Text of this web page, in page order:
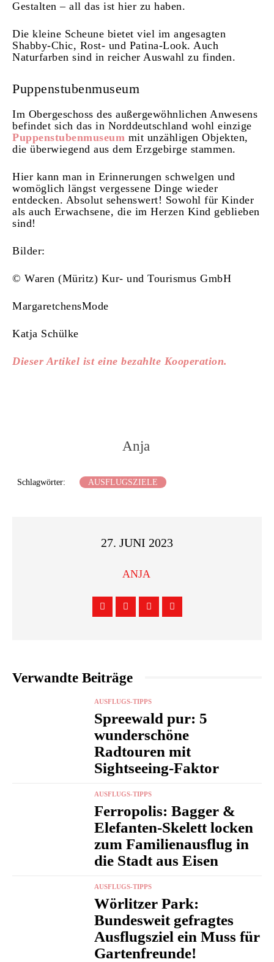
Gestalten – all das ist hier zu haben.
Die kleine Scheune bietet viel im angesagten
Shabby-Chic, Rost- und Patina-Look. Auch
Naturfarben sind in reicher Auswahl zu finden.
Puppenstubenmuseum
Im Obergeschoss des außergewöhnlichen Anwesens
befindet sich das in Norddeutschland wohl einzige
Puppenstubenmuseum mit unzähligen Objekten,
die überwiegend aus dem Erzgebirge stammen.
Hier kann man in Erinnerungen schwelgen und
womöglich längst vergessene Dinge wieder
entdecken. Absolut sehenswert! Sowohl für Kinder
als auch Erwachsene, die im Herzen Kind geblieben
sind!
Bilder:
© Waren (Müritz) Kur- und Tourismus GmbH
MargaretchensMode
Katja Schülke
Dieser Artikel ist eine bezahlte Kooperation.
Anja
Schlagwörter: AUSFLUGSZIELE
27. JUNI 2023
ANJA
Verwandte Beiträge
AUSFLUGS-TIPPS
Spreewald pur: 5
wunderschöne
Radtouren mit
Sightseeing-Faktor
AUSFLUGS-TIPPS
Ferropolis: Bagger &
Elefanten-Skelett locken
zum Familienausflug in
die Stadt aus Eisen
AUSFLUGS-TIPPS
Wörlitzer Park:
Bundesweit gefragtes
Ausflugsziel ein Muss für
Gartenfreunde!